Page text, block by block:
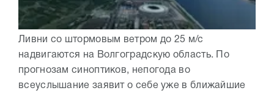
Ливни со штормовым ветром до 25 м/с
надвигаются на Волгоградскую область. По
прогнозам синоптиков, непогода во
всеуслышание заявит о себе уже в ближайшие